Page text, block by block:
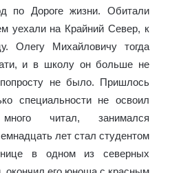
по Дороге жизни. Обитали
уехали на Крайний Север, к
Олегу Михайловичу тогда
и в школу он больше не
не было. Пришлось
специальности не освоил
читал, занимался
лет стал студентом
в одном из северных